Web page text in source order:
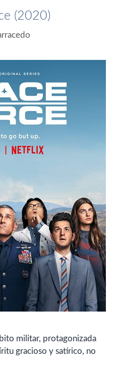
(2020)
militar, protagonizada
gracioso y satírico, no